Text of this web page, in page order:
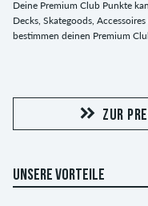
Deine Premium Club Punkte
Decks, Skategoods,
bestimmen deinen Premium
ZUR
UNSERE VORTEILE